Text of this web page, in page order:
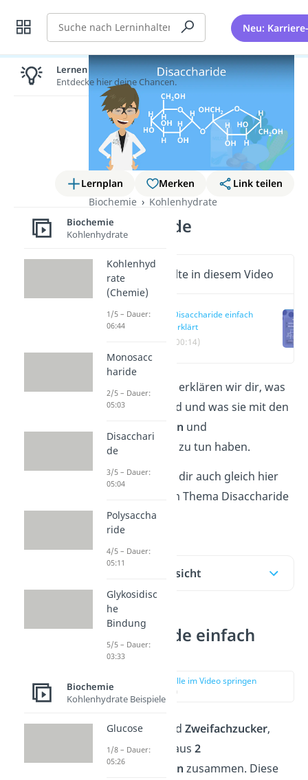
Suche Neu:
Lernplan Merken
Link teilen
Biochemie
Kohlenhydrate
Disaccharide
Wichtige Inhalte in diesem Video
Disaccharide einfach
erklärt
(00:14)
In diesem Artikel erklären wir dir, was
Disaccharide
sind und was sie mit den
Monosacchariden und
Polysacchariden
zu tun haben.
Gerne kannst du dir auch gleich hier
zum Thema Disaccharide
anschauen.
Inhaltsübersicht
Disaccharide einfach
erklärt
zur Stelle im Video springen
(00:14)
Disaccharide sind Zweifachzucker,
setzen sich also aus 2
Monosacchariden zusammen. Diese
Lernen lohnt sich!
Entdecke hier deine Chancen.
Biochemie
Kohlenhydrate
Kohlenhyd
rate
(Chemie)
1/5 – Dauer:
06:44
Monosacc
haride
2/5 – Dauer:
05:03
Disacchari
de
3/5 – Dauer:
05:04
Polysaccha
ride
4/5 – Dauer:
05:11
Glykosidisc
he
Bindung
5/5 – Dauer:
03:33
Biochemie
Kohlenhydrate Beispiele
Glucose
1/8 – Dauer:
05:26